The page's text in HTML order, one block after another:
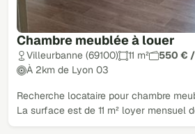
Chambre meublée à louer
Villeurbanne (69100) 11 m²
550 €
À 2km de Lyon 03
Recherche locataire pour chambre
La surface est de 11 m² loyer mensuel